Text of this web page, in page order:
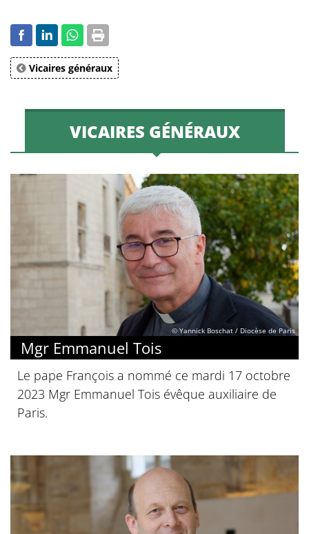
Vicaires généraux
VICAIRES GÉNÉRAUX
© Yannick Boschat / Diocèse de Paris
Mgr Emmanuel Tois
Le pape François a nommé ce mardi 17 octobre
2023 Mgr Emmanuel Tois évêque auxiliaire de
Paris.